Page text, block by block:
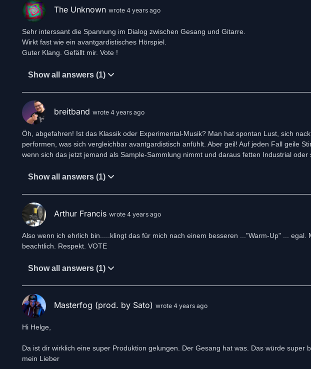
The Unknown wrote 4 years ago
Sehr interssant die Spannung im Dialog zwischen Gesang und Gitarre.
Wirkt fast wie ein avantgardistisches Hörspiel.
Guter Klang. Gefällt mir. Vote !
Show all answers (1)
breitband wrote 4 years ago
Öh, abgefahren! Ist das Klassik oder Experimental-Musik? Man hat spontan Lust, sich
performen, was sich vergleichbar avantgardistisch anfühlt. Aber geil! Auf jeden Fall geile
wenn sich das jetzt jemand als Sample-Sammlung nimmt und daraus fetten Industrial
Show all answers (1)
Arthur Francis wrote 4 years ago
Also wenn ich ehrlich bin.....klingt das für mich nach einem besseren ..."Warm-Up" ...
beachtlich. Respekt. VOTE
Show all answers (1)
Masterfog (prod. by Sato) wrote 4 years ago
Hi Helge,
Da ist dir wirklich eine super Produktion gelungen. Der Gesang hat was. Das würde super
mein Lieber